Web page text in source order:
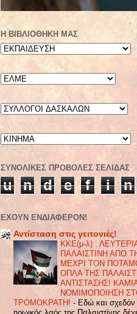
Η ΒΙΒΛΙΟΘΗΚΗ ΜΑΣ
ΣΥΝΟΛΙΚΈΣ ΠΡΟΒΟΛΈΣ ΣΕΛΊΔΑΣ
u n d e f i n
ΕΧΟΥΝ ΕΝΔΙΑΦΕΡΟΝ!
Αντίσταση στις γειτονιές!
ΚΚΕ(μ-λ) :
ΠΑΛΑΙΣΤΙΝΗ ΑΠΟ
ΜΕΧΡΙ ΤΟΝ
ΟΠΛΑ ΤΗΣ
ΑΝΤΙΣΤΑΣΗΣ!
ΝΟΜΙΜΟΠΟΙΗΣΗ
ΤΡΟΜΟΚΡΑΤΗ! - Εδώ και σχεδόν